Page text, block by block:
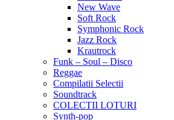
New Wave
Soft Rock
Symphonic Rock
Jazz Rock
Krautrock
Funk – Soul – Disco
Reggae
Compilatii Selectii
Soundtrack
COLECTII LOTURI
Synth-pop